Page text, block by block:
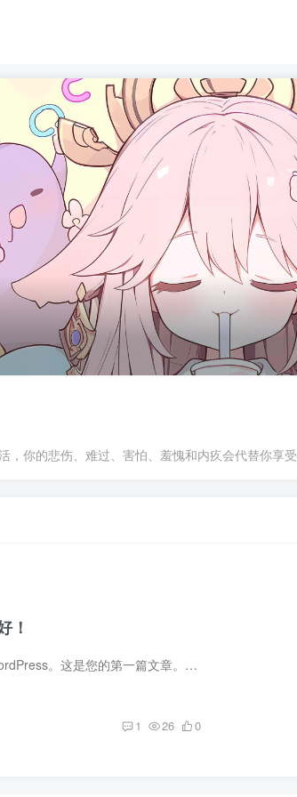
，你的悲伤、难过、害怕、羞愧和内疚会代替你享受
！
欢迎使用 WordPress。这是您的第一篇文章。编辑或删除它，然后开始写作吧！
1 26 0